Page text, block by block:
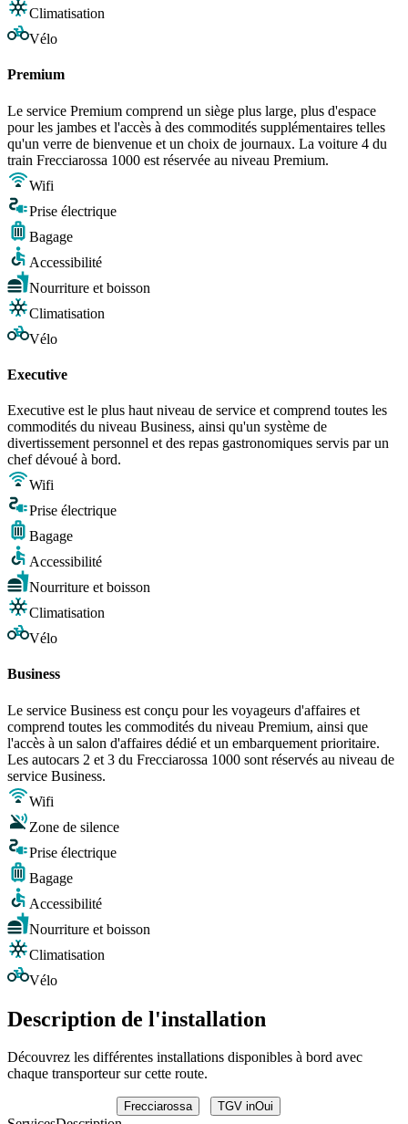
Climatisation
Vélo
Premium
Le service Premium comprend un siège plus large, plus d'espace
pour les jambes et l'accès à des commodités supplémentaires telles
qu'un verre de bienvenue et un choix de journaux. La voiture 4 du
train Frecciarossa 1000 est réservée au niveau Premium.
Wifi
Prise électrique
Bagage
Accessibilité
Nourriture et boisson
Climatisation
Vélo
Executive
Executive est le plus haut niveau de service et comprend toutes les
commodités du niveau Business, ainsi qu'un système de
divertissement personnel et des repas gastronomiques servis par un
chef dévoué à bord.
Wifi
Prise électrique
Bagage
Accessibilité
Nourriture et boisson
Climatisation
Vélo
Business
Le service Business est conçu pour les voyageurs d'affaires et
comprend toutes les commodités du niveau Premium, ainsi que
l'accès à un salon d'affaires dédié et un embarquement prioritaire.
Les autocars 2 et 3 du Frecciarossa 1000 sont réservés au niveau de
service Business.
Wifi
Zone de silence
Prise électrique
Bagage
Accessibilité
Nourriture et boisson
Climatisation
Vélo
Description de l'installation
Découvrez les différentes installations disponibles à bord avec
chaque transporteur sur cette route.
Frecciarossa TGV inOui